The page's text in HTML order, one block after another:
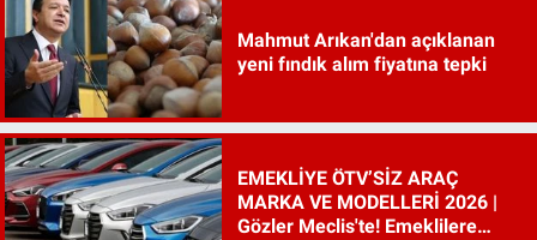
Mahmut Arıkan'dan açıklanan
yeni fındık alım fiyatına tepki
EMEKLİYE ÖTV’SİZ ARAÇ
MARKA VE MODELLERİ 2026 |
Gözler Meclis'te! Emeklilere